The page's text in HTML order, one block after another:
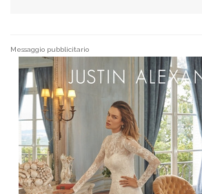
Messaggio pubblicitario